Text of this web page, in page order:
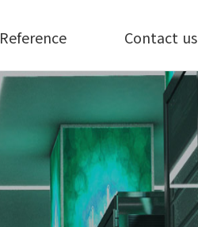
Reference Contact us
오시는 길